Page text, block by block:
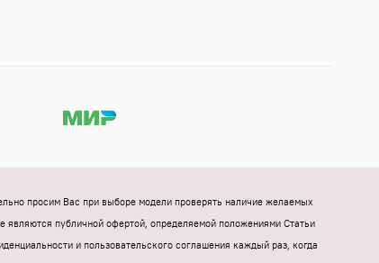
просим Вас при выборе модели проверять наличие желаемых
публичной офертой, определяемой положениями Статьи
и пользовательского соглашения каждый раз, когда